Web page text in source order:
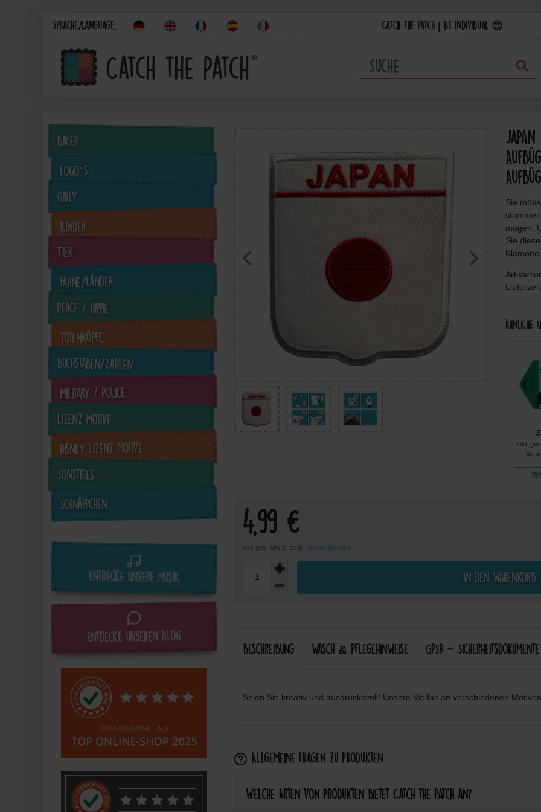
Sprache/Language: Catch the Patch | Be individual 😍
Biker
Logo`s
Girly
Kinder
Tier
Fahne/Länder
Peace / Hippie
Totenköpfe
Buchstaben/Zahlen
Military / Police
Lizenz Motive
Disney Lizenz Motive
Sonstiges
Schnäppchen
Entdecke unsere Musik
Entdecke unseren Blog
Sie
mögen.
Sie
Klamotte
Ähnliche
4,99 €
inkl. ges. MwSt. zzgl.
Versandkosten
4,99 €
inkl.
4,99 €
inkl. ges. MwSt. zzgl. Versandkosten
In den Warenkorb
Beschreibung Wasch & Pflegehinweise GPSR - Sicherheitsdokumente
Seien Sie kreativ und ausdrucksvoll! Unsere Vielfalt an verschiedenen
Allgemeine Fragen zu Produkten
Welche Arten von Produkten bietet Catch the Patch an?